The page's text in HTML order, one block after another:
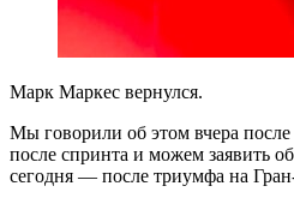
Марк Маркес вернулся.
Мы говорили об этом вчера
после спринта и можем заявить
сегодня — после триумфа на